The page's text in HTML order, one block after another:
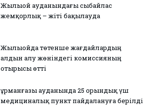
Жылыой ауданындағы сыбайлас
жемқорлық – жіті бақылауда
Жылыойда төтенше жағдайлардың
алдын алу жөніндегі комиссияның
отырысы өтті
Құрманғазы ауданында 25 орындық үш
медициналық пункт пайдалануға берілді